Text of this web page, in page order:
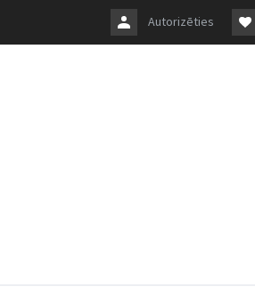
Autorizēties